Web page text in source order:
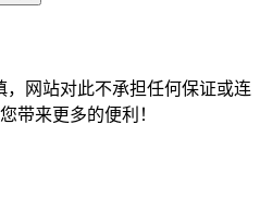
网站对此不承担任何保证或连
带来更多的便利！